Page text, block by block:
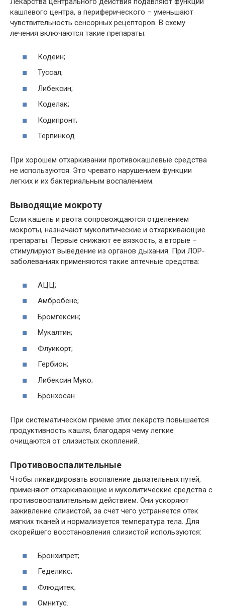
кашлевого центра, а периферического – уменьшают
чувствительность сенсорных рецепторов. В схему
лечения включаются такие препараты:
Кодеин;
Туссал;
Либексин;
Коделак;
Кодипронт;
Терпинкод.
При хорошем отхаркивании противокашлевые средства
не используются. Это чревато нарушением функции
легких и их бактериальным воспалением.
Выводящие мокроту
Если кашель и рвота сопровождаются отделением
мокроты, назначают муколитические и отхаркивающие
препараты. Первые снижают ее вязкость, а вторые –
стимулируют выведение из органов дыхания. При ЛОР-
заболеваниях применяются такие аптечные средства:
АЦЦ;
Амбробене;
Бромгексин;
Мукалтин;
Флуикорт;
Гербион;
Либексин Муко;
Бронхосан.
При систематическом приеме этих лекарств повышается
продуктивность кашля, благодаря чему легкие
очищаются от слизистых скоплений.
Противовоспалительные
Чтобы ликвидировать воспаление дыхательных путей,
применяют отхаркивающие и муколитические средства с
противовоспалительным действием. Они ускоряют
заживление слизистой, за счет чего устраняется отек
мягких тканей и нормализуется температура тела. Для
скорейшего восстановления слизистой используются:
Бронхипрет;
Геделикс;
Флюдитек;
Омнитус.